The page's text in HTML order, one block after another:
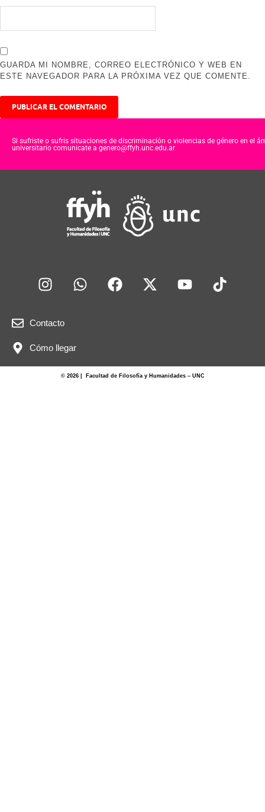
GUARDA MI NOMBRE, CORREO ELECTRÓNICO Y WEB EN
ESTE NAVEGADOR PARA LA PRÓXIMA VEZ QUE COMENTE.
Si sufriste o sufris situaciones de discriminación o violencias de género en el
universitario comunicate a genero@ffyh.unc.edu.ar
Contacto
Cómo llegar
© 2026 | Facultad de Filosofía y Humanidades – UNC